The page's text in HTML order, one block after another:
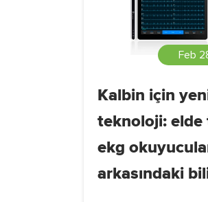
Feb
Kalbin için
teknoloji: elde
ekg
arkasındaki